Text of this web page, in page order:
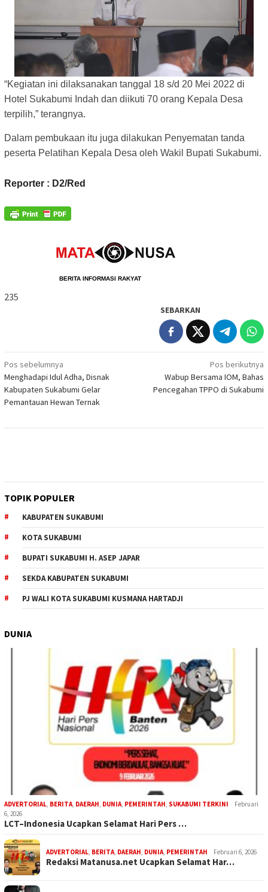
“Kegiatan ini dilaksanakan tanggal 18 s/d 20 Mei 2022 di
Hotel Sukabumi Indah dan diikuti 70 orang Kepala Desa
terpilih,” terangnya.
Dalam pembukaan itu juga dilakukan Penyematan tanda
peserta Pelatihan Kepala Desa oleh Wakil Bupati Sukabumi.
Reporter : D2/Red
                             BERITA
INFORMASI RAKYAT
235
SEBARKAN
Navigasi
pos
Pos sebelumnya
Menghadapi Idul Adha, Disnak
Kabupaten Sukabumi Gelar
Pemantauan Hewan Ternak
Pos berikutnya
Wabup Bersama IOM, Bahas
Pencegahan TPPO di Sukabumi
TOPIK POPULER
KABUPATEN SUKABUMI
KOTA SUKABUMI
BUPATI SUKABUMI H. ASEP JAPAR
SEKDA KABUPATEN SUKABUMI
PJ WALI KOTA SUKABUMI KUSMANA HARTADJI
DUNIA
ADVERTORIAL, BERITA, DAERAH, DUNIA, PEMERINTAH, SUKABUMI TERKINI
Februari
6, 2026
LCT–Indonesia Ucapkan Selamat Hari Pers …
ADVERTORIAL, BERITA, DAERAH, DUNIA, PEMERINTAH Februari 6, 2026
Redaksi Matanusa.net Ucapkan Selamat Har…